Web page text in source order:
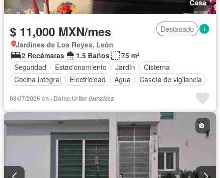
Casa
$ 11,000 MXN/mes
Destacado
Jardines de Los Reyes, León
2 Recámaras
1.5 Baños
75 m²
Seguridad
Estacionamiento Jardín
Cisterna
Cocina integral
Electricidad Agua
Caseta de vigilancia
Completamente amueblado
08/07/2026 en - Dafne Uribe González